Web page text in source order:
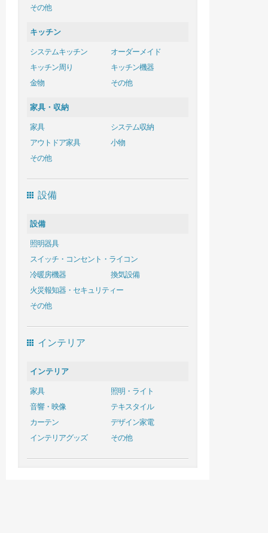
その他
キッチン
システムキッチン
オーダーメイド
キッチン周り
キッチン機器
金物
その他
家具・収納
家具
システム収納
アウトドア家具
小物
その他
設備
設備
照明器具
スイッチ・コンセント・ライコン
冷暖房機器
換気設備
火災報知器・セキュリティー
その他
インテリア
インテリア
家具
照明・ライト
音響・映像
テキスタイル
カーテン
デザイン家電
インテリアグッズ
その他